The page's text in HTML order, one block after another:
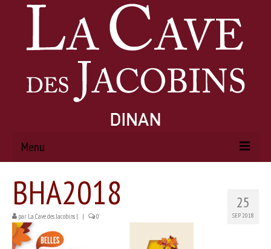
Menu
ACCUEIL
À PROPOS
Histoire
25
SEP 2018
BHA2018
par La Cave des Jacobins | | 0